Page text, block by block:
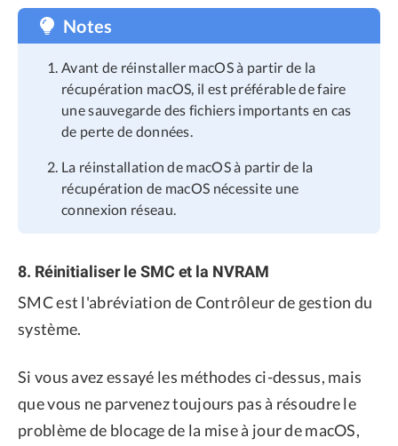
Notes
Avant de réinstaller macOS à partir de la
récupération macOS, il est préférable de faire
une sauvegarde des fichiers importants en cas
de perte de données.
La réinstallation de macOS à partir de la
récupération de macOS nécessite une
connexion réseau.
8. Réinitialiser le SMC et la NVRAM
SMC est l'abréviation de Contrôleur de gestion du
système.
Si vous avez essayé les méthodes ci-dessus, mais
que vous ne parvenez toujours pas à résoudre le
problème de blocage de la mise à jour de macOS,